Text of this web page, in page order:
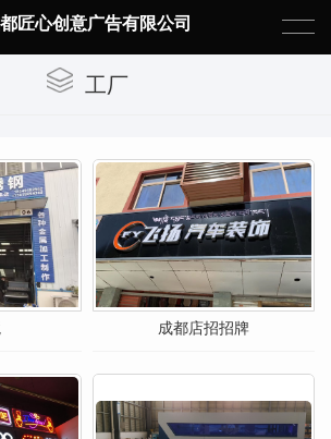
匠心创意广告有限公司
工厂
成都店招招牌